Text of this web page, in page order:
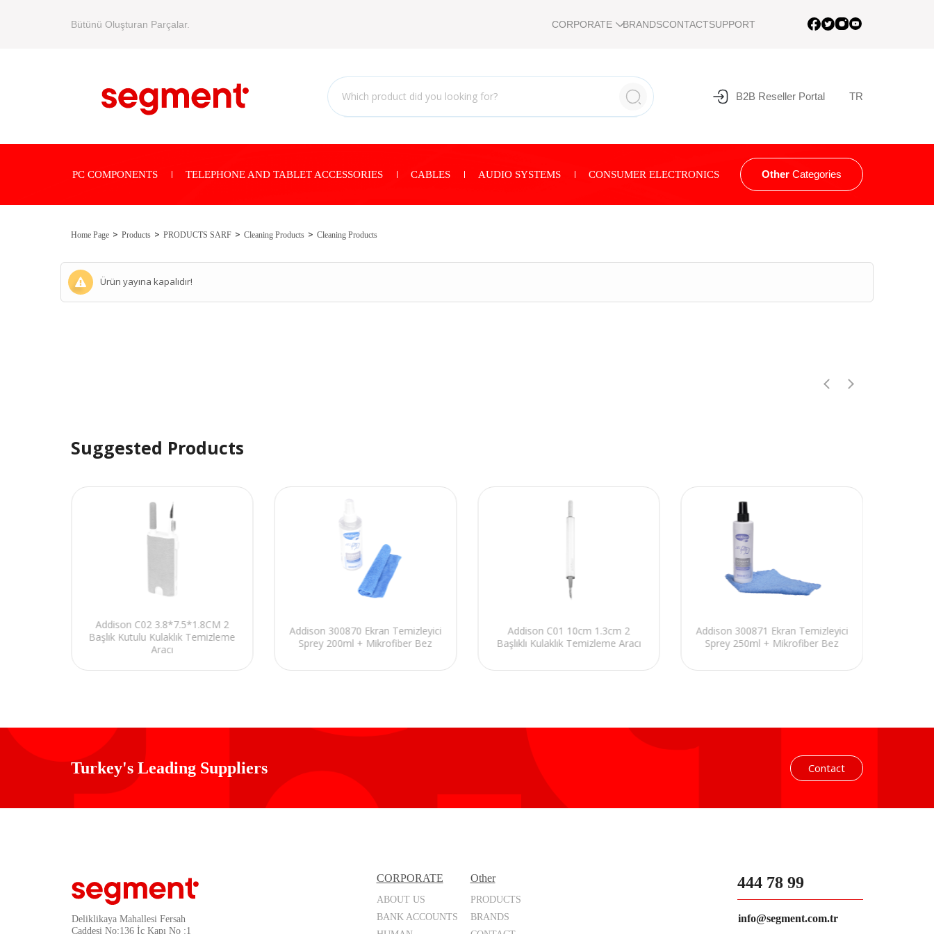
Bütünü Oluşturan Parçalar. CORPORATE BRANDSCONTACTSUPPORT
B2B Reseller Portal TR
PC COMPONENTS TELEPHONE AND TABLET ACCESSORIES CABLES AUDIO SYSTEMS CONSUMER ELECTRONICS Other Categories
Home Page Products PRODUCTS SARF Cleaning Products Cleaning Products
Ürün yayına kapalıdır!
Suggested Products
Addison C02 3.8*7.5*1.8CM 2
Başlık Kutulu Kulaklık Temizleme
Aracı
Addison 300870 Ekran Temizleyici
Sprey 200ml + Mikrofiber Bez
Addison C01 10cm 1.3cm 2
Başlıklı Kulaklık Temizleme Aracı
Addison 300871 Ekran Temizleyici
Sprey 250ml + Mikrofiber Bez
Turkey's Leading Suppliers Contact
Deliklikaya Mahallesi Fersah
Caddesi No:136 İç Kapı No :1
CORPORATE
ABOUT US
BANK ACCOUNTS
Other
PRODUCTS
BRANDS
444 78 99
info@segment.com.tr